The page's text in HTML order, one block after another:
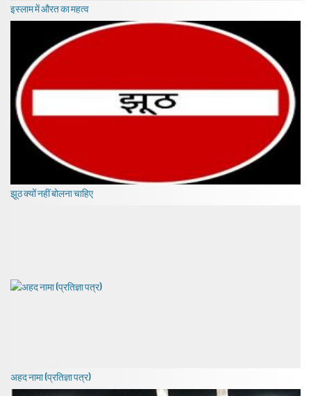
इस्लाम में औरत का महत्व
झूठ क्यों नहीं बोलना चाहिए
अहद नामा (प्रतिज्ञा पत्र)